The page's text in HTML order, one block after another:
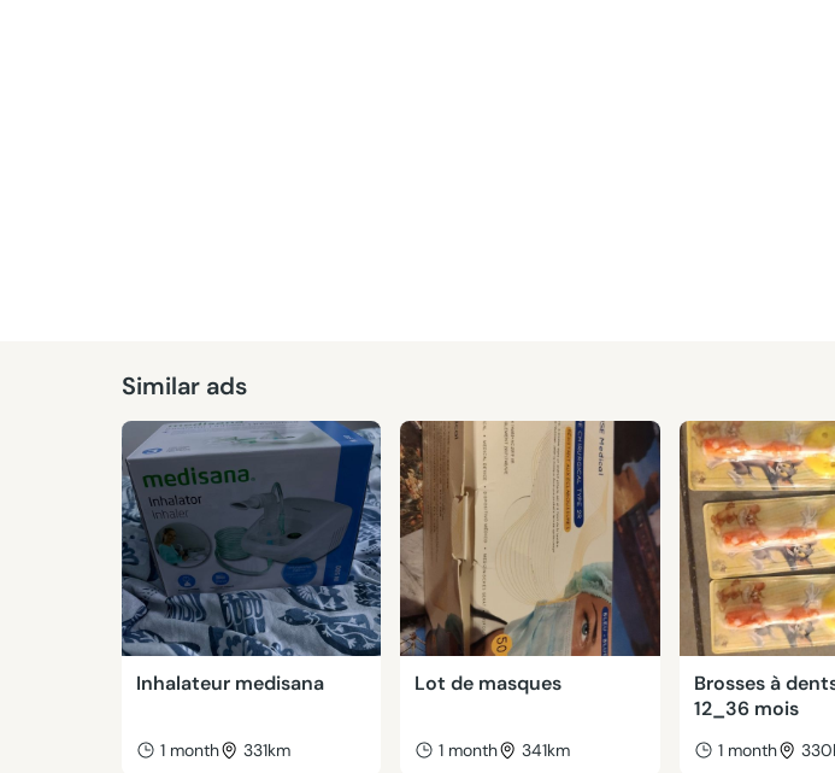
Similar ads
Inhalateur medisana
1 month 331km
Lot de masques
1 month 341km
Brosses à
12_36 mois
1 month